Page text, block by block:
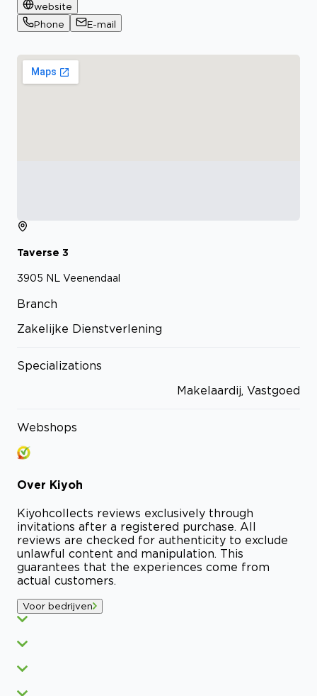
website
Phone
E-mail
Taverse 3
3905 NL Veenendaal
Branch
Zakelijke Dienstverlening
Specializations
Makelaardij, Vastgoed
Webshops
Over Kiyoh
Kiyohcollects reviews exclusively through
invitations after a registered purchase. All
reviews are checked for authenticity to exclude
unlawful content and manipulation. This
guarantees that the experiences come from
actual customers.
Voor bedrijven